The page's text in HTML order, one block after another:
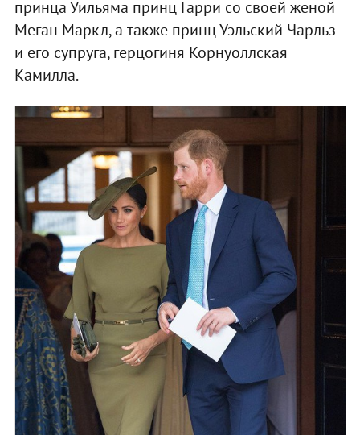
принца Уильяма принц Гарри со своей женой
Меган Маркл, а также принц Уэльский Чарльз
и его супруга, герцогиня Корнуоллская
Камилла.